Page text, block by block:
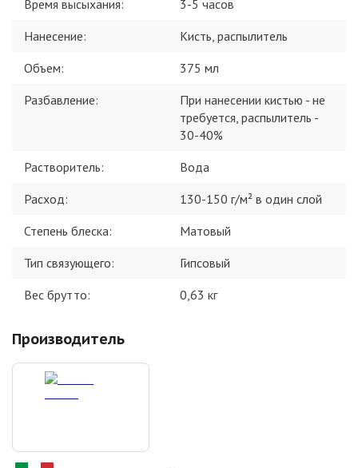
Время высыхания:
3-5 часов
Нанесение:
Кисть, распылитель
Объем:
375 мл
Разбавление:
При нанесении кистью - не
требуется, распылитель -
30-40%
Растворитель:
Вода
Расход:
130-150 г/м² в один слой
Степень блеска:
Матовый
Тип связующего:
Гипсовый
Вес брутто:
0,63 кг
Производитель